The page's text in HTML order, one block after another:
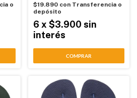
o
$19.890 con Transferencia o
depósito
6 x $3.900 sin
interés
COMPRAR